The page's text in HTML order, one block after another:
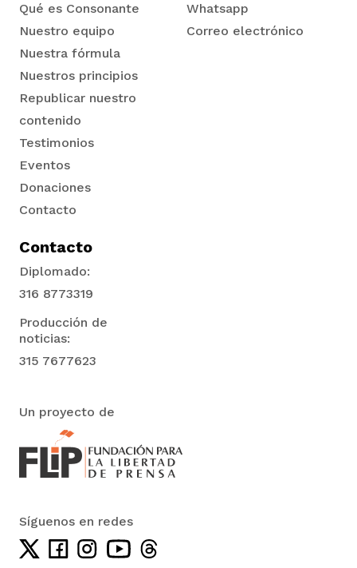
Qué es Consonante
Nuestro equipo
Nuestra fórmula
Nuestros principios
Republicar nuestro
contenido
Testimonios
Eventos
Donaciones
Contacto
Whatsapp
Correo electrónico
Contacto
Diplomado:
316 8773319
Producción de
noticias:
315 7677623
Un proyecto de
Síguenos en redes